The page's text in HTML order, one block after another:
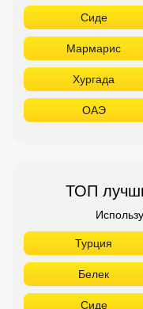
Сиде
Мармарис
Хургада
ОАЭ
ТОП
Турция
Белек
Сиде